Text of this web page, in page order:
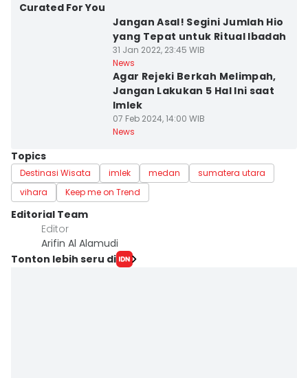
Curated For You
Jangan Asal! Segini Jumlah Hio
yang Tepat untuk Ritual Ibadah
31 Jan 2022, 23:45 WIB
News
Agar Rejeki Berkah Melimpah,
Jangan Lakukan 5 Hal Ini saat
Imlek
07 Feb 2024, 14:00 WIB
News
Topics
Destinasi Wisata imlek medan
sumatera utara
vihara
Keep me on Trend
Editorial Team
Editor
Arifin Al Alamudi
Tonton lebih seru di